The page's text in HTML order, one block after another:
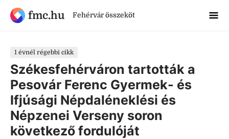
fmc.hu Fehérvár összeköt
1 évnél régebbi cikk
Székesfehérváron tartották a
Pesovár Ferenc Gyermek- és
Ifjúsági Népdaléneklési és
Népzenei Verseny soron
következő fordulóját